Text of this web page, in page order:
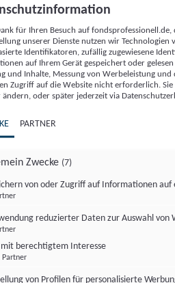
Messung von Werbeleistung
sowie Zielgruppenforschung.
Online-Kennungen (z. B. login-
Kennungen,
können zusammen mit anderen
und Browserinformationen,
Technologien usw.) auf
von dort ausgelesen werden, um es
es eine App oder einer Webseite
oder mehrere der hier aufgeführten
für Ihren Besuch auf
unserer Dienste nutzen wir Technologien
Identifikatoren, zufällig zugewiesene
auf Ihrem Gerät gespeichert oder
und Inhalte, Messung von Werbeleistung
Zugriff auf die Website nicht erforderlich.
ändern, oder später jederzeit via
PARTNER
Zwecke (7)
von oder Zugriff auf Informationen auf
reduzierter Daten zur Auswahl von
berechtigtem Interesse
Partner
von Profilen für personalisierte